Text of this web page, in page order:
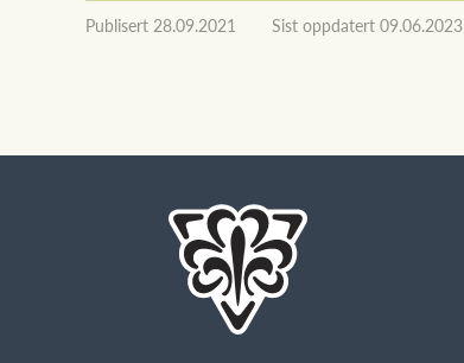
Publisert 28.09.2021 Sist oppdatert 09.06.2023